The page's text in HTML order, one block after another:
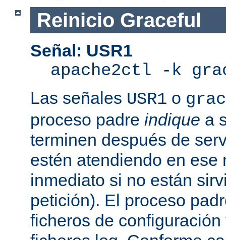
Reinicio Graceful
Señal: USR1
apache2ctl -k
Las señales USR1 o
proceso padre indique a
terminen después de
estén atendiendo en ese
inmediato si no están
petición). El proceso
ficheros de